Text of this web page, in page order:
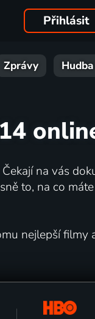
Přihlásit
Zprávy Hudba
na vás
to, na co
nejlepší filmy